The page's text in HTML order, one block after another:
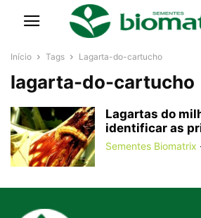
Início Tags Lagarta-do-cartucho
lagarta-do-cartucho
Lagartas do
identificar as
Sementes Biomatrix